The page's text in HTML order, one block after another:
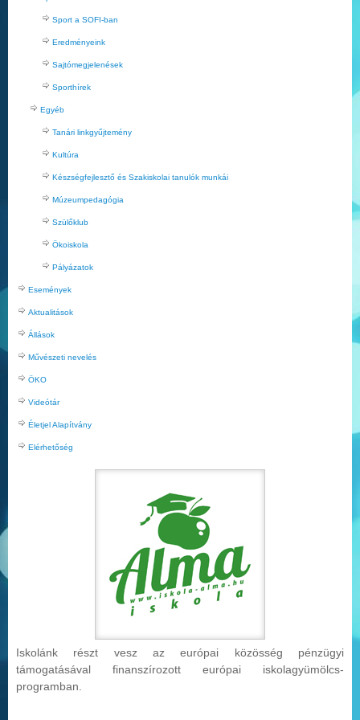
Sport a SOFI-ban
Eredményeink
Sajtómegjelenések
Sporthírek
Egyéb
Tanári linkgyűjtemény
Kultúra
Készségfejlesztő és Szakiskolai tanulók munkái
Múzeumpedagógia
Szülőklub
Ökoiskola
Pályázatok
Események
Aktualitások
Állások
Művészeti nevelés
ÖKO
Videótár
Életjel Alapítvány
Elérhetőség
Iskolánk részt vesz az európai közösség pénzügyi
támogatásával finanszírozott európai iskolagyümölcs-
programban.